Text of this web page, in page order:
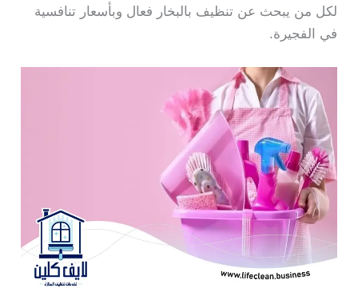
لكل من يبحث عن تنظيف بالبخار فعال وبأسعار تنافسية
في الفجيرة.